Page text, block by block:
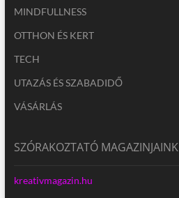
MINDFULLNESS
OTTHON ÉS KERT
TECH
UTAZÁS ÉS SZABADIDŐ
VÁSÁRLÁS
SZÓRAKOZTATÓ MAGAZINJAINK
kreativmagazin.hu